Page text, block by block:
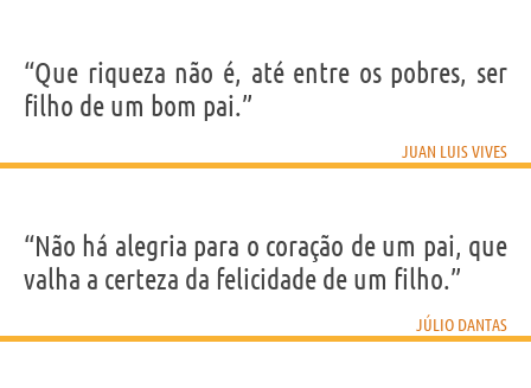
“Que riqueza não é, até entre os pobres, ser
filho de um bom pai.”
JUAN LUIS VIVES
“Não há alegria para o coração de um pai, que
valha a certeza da felicidade de um filho.”
JÚLIO DANTAS